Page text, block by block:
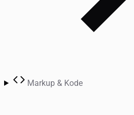
Markup & Kode